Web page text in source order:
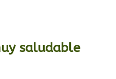
saludable